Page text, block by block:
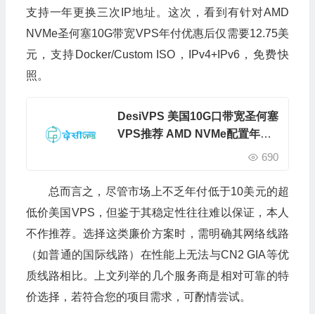
支持一年更换三次IP地址。这次，看到有针对AMD
NVMe圣何塞10G带宽VPS年付优惠后仅需要12.75美
元，支持Docker/Custom ISO，IPv4+IPv6，免费快
照。
DesiVPS 美国10G口带宽圣何塞
VPS推荐 AMD NVMe配置年付
690
总而言之，尽管市场上不乏年付低于10美元的超
低价美国VPS，但鉴于其稳定性往往难以保证，本人
不作推荐。选择这类廉价方案时，需明确其网络线路
（如普通的国际线路）在性能上无法与CN2 GIA等优
质线路相比。上文列举的几个服务商是相对可靠的特
价选择，若符合您的项目需求，可酌情尝试。